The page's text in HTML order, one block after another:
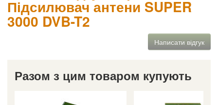
Підсилювач антени SUPER
3000 DVB-T2
Написати відгук
Разом з цим товаром купують